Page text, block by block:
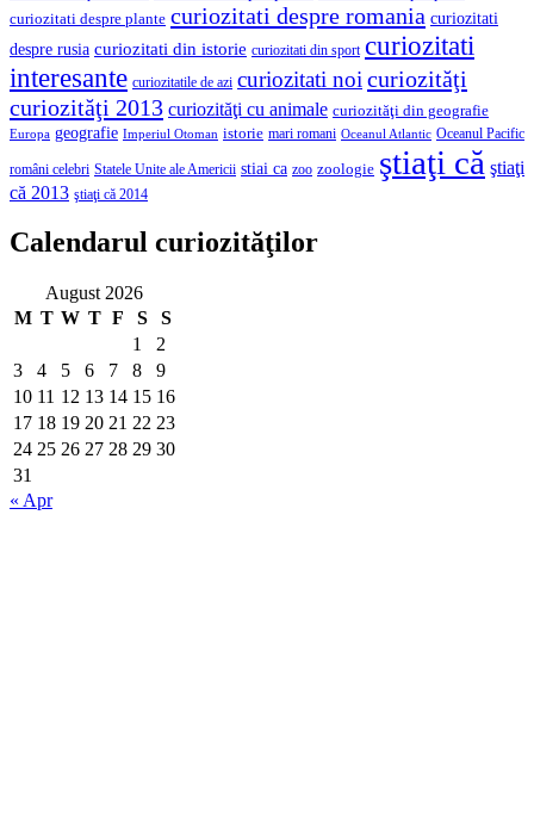
curiozitati despre plante curiozitati despre romania curiozitati
despre rusia curiozitati din istorie curiozitati din sport curiozitati
interesante curiozitatile de azi curiozitati noi curiozităţi
curiozităţi 2013 curiozităţi cu animale curiozităţi din geografie
Europa geografie Imperiul Otoman istorie mari romani Oceanul Atlantic Oceanul Pacific
români celebri Statele Unite ale Americii stiai ca zoo zoologie ştiaţi că ştiaţi
că 2013 ştiaţi că 2014
Calendarul curiozităţilor
August 2026
M T W T F S
S
1
2
3
4 5 6 7 8
9
10 11 12 13 14 15 16
17 18 19 20 21 22 23
24 25 26 27 28 29 30
31
« Apr